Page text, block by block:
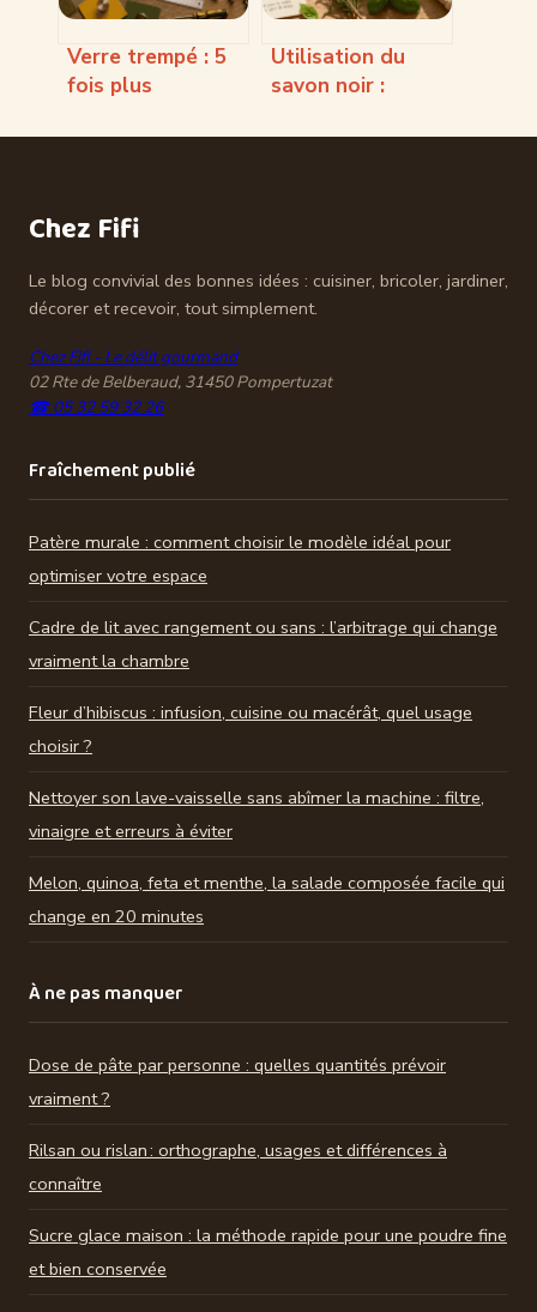
Verre trempé : 5
fois plus
étapes
commande sur
Utilisation du
savon noir :
4 erreurs à éviter
Chez Fifi
Le blog convivial des bonnes idées : cuisiner, bricoler, jardiner,
décorer et recevoir, tout simplement.
Chez Fifi - Le délit gourmand
02 Rte de Belberaud, 31450 Pompertuzat
☎ 05 32 59 32 26
Fraîchement publié
Patère murale : comment choisir le modèle idéal pour
optimiser votre espace
Cadre de lit avec rangement ou sans : l’arbitrage qui change
vraiment la chambre
Fleur d’hibiscus : infusion, cuisine ou macérât, quel usage
choisir ?
Nettoyer son lave-vaisselle sans abîmer la machine : filtre,
vinaigre et erreurs à éviter
Melon, quinoa, feta et menthe, la salade composée facile qui
change en 20 minutes
À ne pas manquer
Dose de pâte par personne : quelles quantités prévoir
vraiment ?
Rilsan ou rislan : orthographe, usages et différences à
connaître
Sucre glace maison : la méthode rapide pour une poudre fine
et bien conservée